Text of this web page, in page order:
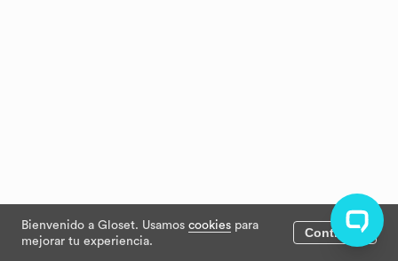
Bienvenido a Gloset. Usamos cookies para
mejorar tu experiencia.
Continuar